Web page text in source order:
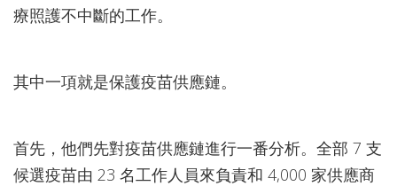
療照護不中斷的工作。
其中一項就是保護疫苗供應鏈。
首先，他們先對疫苗供應鏈進行一番分析。全部 7 支
候選疫苗由 23 名工作人員來負責和 4,000 家供應商